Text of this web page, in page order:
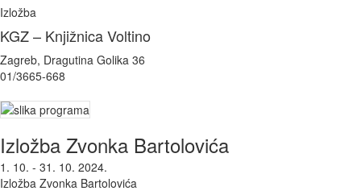
Izložba
KGZ – Knjižnica Voltino
Zagreb, Dragutina Golika 36
01/3665-668
Izložba Zvonka Bartolovića
1. 10. - 31. 10. 2024.
Izložba Zvonka Bartolovića